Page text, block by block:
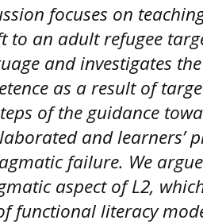
focuses on
to an adult refugee
and investigates
as a result of
of the guidance
and learners’
failure. We
aspect of L2,
functional literacy